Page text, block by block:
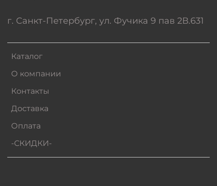
Каталог
О компании
Контакты
Доставка
Оплата
-СКИДКИ-
г. Санкт-Петербург, ул. Фучика 9 пав 2В.631